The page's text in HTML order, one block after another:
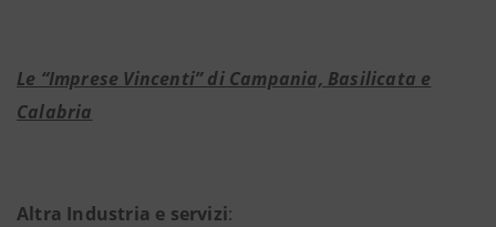
Le “Imprese Vincenti” di Campania, Basilicata e
Calabria
Altra Industria e servizi: